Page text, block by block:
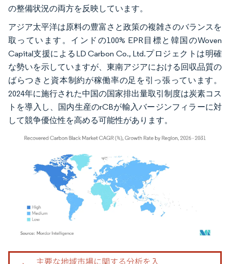
の整備状況の両方を反映しています。
アジア太平洋は原料の豊富さと政策の複雑さのバランスを
取っています。インドの100% EPR目標と韓国のWoven
Capital支援によるLD Carbon Co., Ltd.プロジェクトは明確
な勢いを示していますが、東南アジアにおける回収品質の
ばらつきと資本制約が稼働率の足を引っ張っています。
2024年に施行された中国の国家排出量取引制度は炭素コス
トを導入し、国内生産のrCBが輸入バージンフィラーに対
して競争優位性を高める可能性があります。
画像 © Mordor Intelligence。再利用にはCC BY 4.0の表示が必要です。